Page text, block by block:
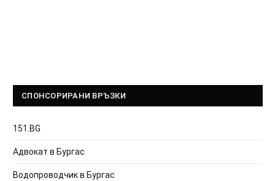
СПОНСОРИРАНИ ВРЪЗКИ
151.BG
Адвокат в Бургас
Водопроводчик в Бургас